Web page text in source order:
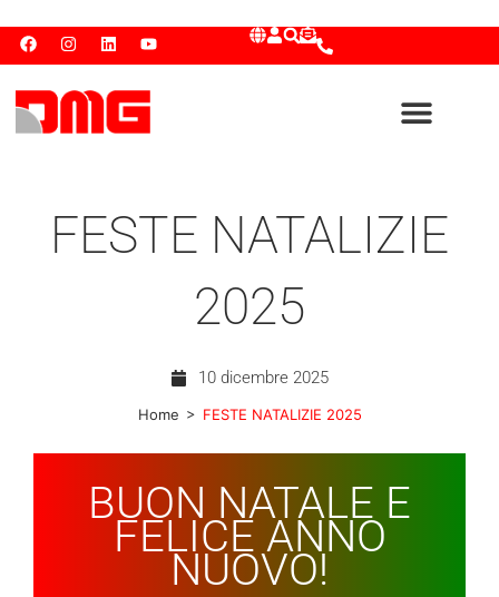
FESTE NATALIZIE
2025
10 dicembre 2025
Home > FESTE NATALIZIE 2025
BUON NATALE E
FELICE ANNO
NUOVO!